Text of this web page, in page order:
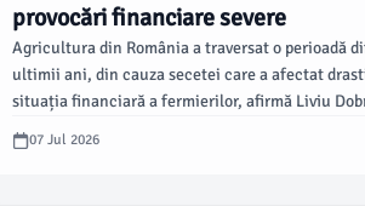
provocări financiare severe
Agricultura din România a traversat o perioadă
ultimii ani, din cauza secetei care a afectat
situația financiară a fermierilor, afirmă Liviu
al Agricover. Potrivit acestuia, la sfârșitul anului
grupul avea un portofoliu de aproximativ 11.000
07 Jul 2026